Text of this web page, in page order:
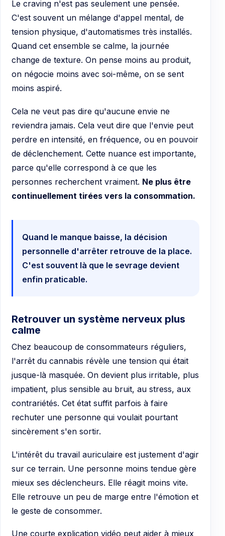
Le craving n'est pas seulement une pensée.
C'est souvent un mélange d'appel mental, de
tension physique, d'automatismes très installés.
Quand cet ensemble se calme, la journée
change de texture. On pense moins au produit,
on négocie moins avec soi-même, on se sent
moins aspiré.
Cela ne veut pas dire qu'aucune envie ne
reviendra jamais. Cela veut dire que l'envie peut
perdre en intensité, en fréquence, ou en pouvoir
de déclenchement. Cette nuance est importante,
parce qu'elle correspond à ce que les
personnes recherchent vraiment. Ne plus être
continuellement tirées vers la consommation.
Quand le manque baisse, la décision
personnelle d'arrêter retrouve de la place.
C'est souvent là que le sevrage devient
enfin praticable.
Retrouver un système nerveux plus
calme
Chez beaucoup de consommateurs réguliers,
l'arrêt du cannabis révèle une tension qui était
jusque-là masquée. On devient plus irritable, plus
impatient, plus sensible au bruit, au stress, aux
contrariétés. Cet état suffit parfois à faire
rechuter une personne qui voulait pourtant
sincèrement s'en sortir.
L'intérêt du travail auriculaire est justement d'agir
sur ce terrain. Une personne moins tendue gère
mieux ses déclencheurs. Elle réagit moins vite.
Elle retrouve un peu de marge entre l'émotion et
le geste de consommer.
Une courte explication vidéo peut aider à mieux